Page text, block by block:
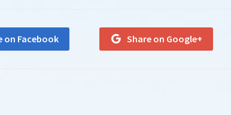
on Facebook Share on Google+